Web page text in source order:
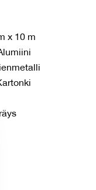
x 10 m